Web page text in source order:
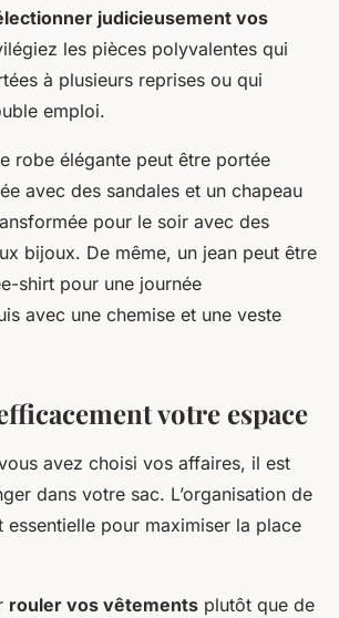
judicieusement vos
les pièces polyvalentes qui
à plusieurs reprises ou qui
emploi.
robe élégante peut être portée
avec des sandales et un chapeau
pour le soir avec des
bijoux. De même, un jean peut être
shirt pour une journée
avec une chemise et une veste
votre espace
avez choisi vos affaires, il est
dans votre sac. L’organisation de
essentielle pour maximiser la place
rouler vos vêtements plutôt que de